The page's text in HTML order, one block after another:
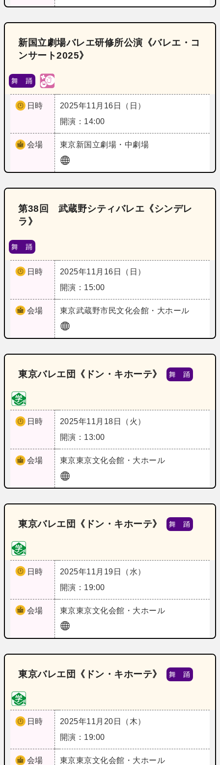
新国立劇場バレエ研修所公演《バレエ・コ
ンサート2025》
舞 踊
日時
2025年11月16日（日）
開演：14:00
会場 東京新国立劇場・中劇場
第38回 武蔵野シティバレエ《シンデレ
ラ》
舞 踊
日時
2025年11月16日（日）
開演：15:00
会場 東京武蔵野市民文化会館・大ホール
東京バレエ団《ドン・キホーテ》 舞 踊
日時
2025年11月18日（火）
開演：13:00
会場 東京東京文化会館・大ホール
東京バレエ団《ドン・キホーテ》 舞 踊
日時
2025年11月19日（水）
開演：19:00
会場 東京東京文化会館・大ホール
東京バレエ団《ドン・キホーテ》 舞 踊
日時
2025年11月20日（木）
開演：19:00
会場 東京東京文化会館・大ホール